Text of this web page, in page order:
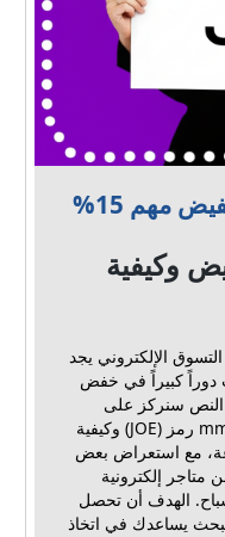
وكيفية
الإلكتروني يجد
دوراً كبيراً في خفض
النص سنركز على
تفاصيل مهمة حول كود خصم متجر mm2 رمز (JOE) وكيفية
مع استعراض بعض
متاجر إلكترونية
الهدف أن تحصل
يساعدك في اتخاذ